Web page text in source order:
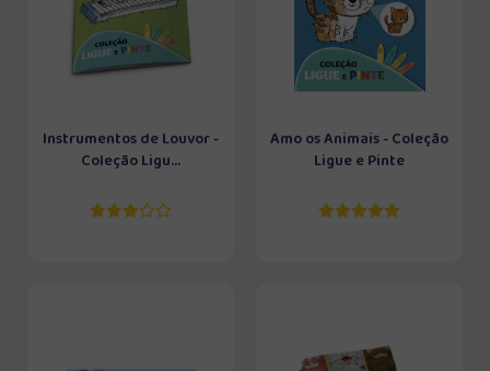
Instrumentos de Louvor -
Coleção Ligu...
Amo os Animais - Coleção
Ligue e Pinte